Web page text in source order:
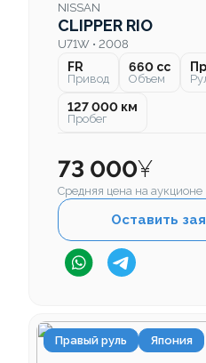
NISSAN
CLIPPER RIO
U71W • 2008
FR
Привод
660 cc
Объем
127 000 км
Пробег
73 000¥
Средняя цена на аукционе
Оставить
Правый руль Япония